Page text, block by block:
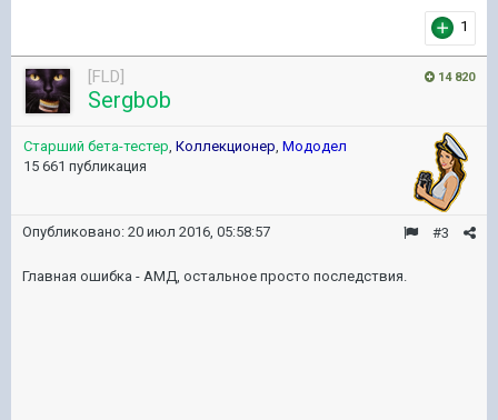
1
14 820
[FLD]
Sergbob
Старший бета-тестер, Коллекционер, Мододел
15 661 публикация
#3
Опубликовано: 20 июл 2016, 05:58:57
Главная ошибка - АМД, остальное просто последствия.